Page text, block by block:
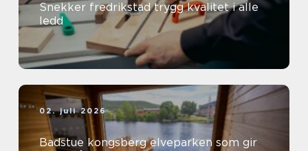
Snekker fredrikstad trygg kvalitet i alle
ledd
02. juli 2026
Badstue kongsberg elveparken som gir